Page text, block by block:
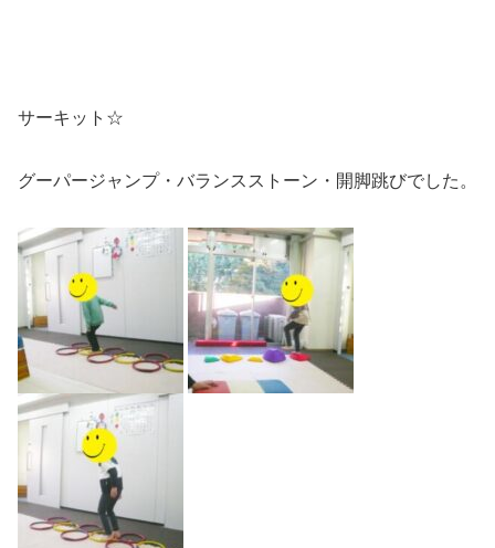
サーキット☆
グーパージャンプ・バランスストーン・開脚跳びでした。